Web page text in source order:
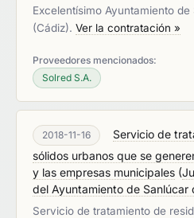
Excelentísimo Ayuntamiento
(Cádiz). Ver la contratación »
Proveedores mencionados:
Solred S.A.
2018-11-16
Servicio de
sólidos urbanos que se
y las empresas municipales (
del Ayuntamiento de Sanlúcar
Servicio de tratamiento de